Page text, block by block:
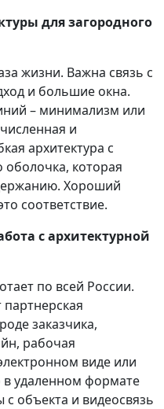
для загородного
жизни. Важна связь с
и большие окна.
– минимализм или
и
архитектура с
которая
Хороший
соответствие.
с архитектурной
по всей России.
заказчика,
рабочая
виде или
в удаленном формате
объекта и видеосвязь